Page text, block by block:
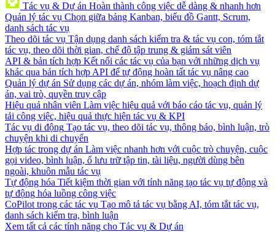
Tác vụ & Dự án Hoàn thành công việc dễ dàng & nhanh hơn
Quản lý tác vụ Chọn giữa bảng Kanban, biểu đồ Gantt, Scrum,
danh sách tác vụ
Theo dõi tác vụ Tận dụng danh sách kiểm tra & tác vụ con, tóm tắt
tác vụ, theo dõi thời gian, chế độ tập trung & giám sát viên
API & bản tích hợp Kết nối các tác vụ của bạn với những dịch vụ
khác qua bản tích hợp API để tự động hoàn tất tác vụ nâng cao
Quản lý dự án Sử dụng các dự án, nhóm làm việc, hoạch định dự
án, vai trò, quyền truy cập
Hiệu quả nhân viên Làm việc hiệu quả với báo cáo tác vụ, quản lý
tải công việc, hiệu quả thực hiện tác vụ & KPI
Tác vụ di động Tạo tác vụ, theo dõi tác vụ, thông báo, bình luận, trò
chuyện khi di chuyển
Hợp tác trong dự án Làm việc nhanh hơn với cuộc trò chuyện, cuộc
gọi video, bình luận, ổ lưu trữ tập tin, tài liệu, người dùng bên
ngoài, khuôn mẫu tác vụ
Tự động hóa Tiết kiệm thời gian với tính năng tạo tác vụ tự động và
tự động hóa luồng công việc
CoPilot trong các tác vụ Tạo mô tả tác vụ bằng AI, tóm tắt tác vụ,
danh sách kiểm tra, bình luận
Xem tất cả các tính năng cho Tác vụ & Dự án